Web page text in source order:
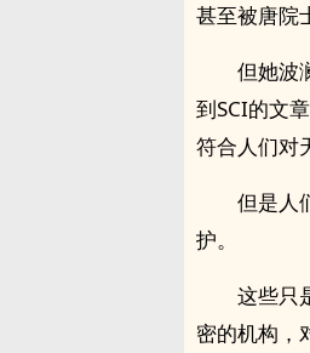
甚至被唐院
但她波
到SCI的文
符合人们对
但是人
护。
这些只
密的机构，